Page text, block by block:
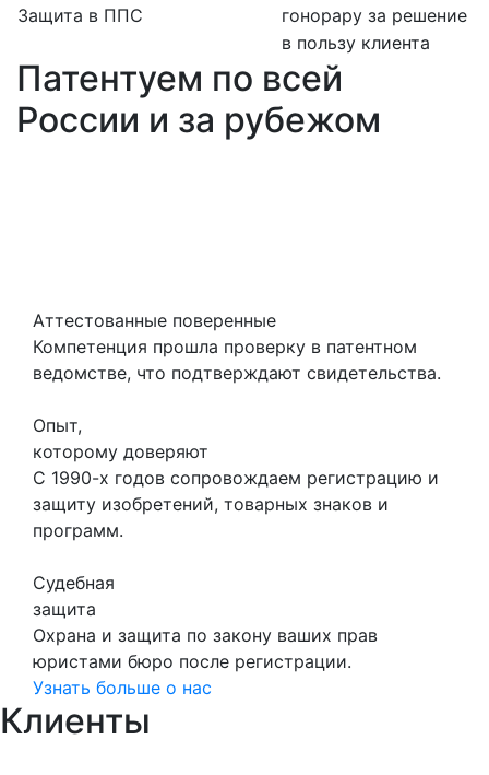
Защита в ППС
гонорару за решение
в пользу клиента
Патентуем по всей
России и за рубежом
Аттестованные поверенные
Компетенция прошла проверку в патентном
ведомстве, что подтверждают свидетельства.
Опыт,
которому доверяют
С 1990-х годов сопровождаем регистрацию и
защиту изобретений, товарных знаков и
программ.
Судебная
защита
Охрана и защита по закону ваших прав
юристами бюро после регистрации.
Узнать больше о нас
Клиенты